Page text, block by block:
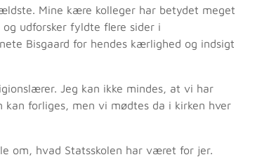
Mine kære kolleger har betydet meget
udforsker fyldte flere sider i
Bisgaard for hendes kærlighed og indsigt
Jeg kan ikke mindes, at vi har
forliges, men vi mødtes da i kirken hver
om, hvad Statsskolen har været for jer.